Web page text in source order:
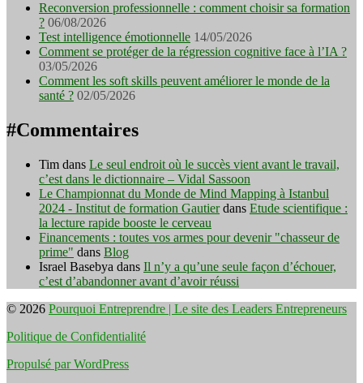
Reconversion professionnelle : comment choisir sa formation
? 06/08/2026
Test intelligence émotionnelle 14/05/2026
Comment se protéger de la régression cognitive face à l’IA ?
03/05/2026
Comment les soft skills peuvent améliorer le monde de la
santé ? 02/05/2026
#Commentaires
Tim dans Le seul endroit où le succès vient avant le travail,
c’est dans le dictionnaire – Vidal Sassoon
Le Championnat du Monde de Mind Mapping à Istanbul
2024 - Institut de formation Gautierdans Etude scientifique :
la lecture rapide booste le cerveau
Financements : toutes vos armes pour devenir "chasseur de
prime" dans Blog
Israel Basebya dans Il n’y a qu’une seule façon d’échouer,
c’est d’abandonner avant d’avoir réussi
© 2026 Pourquoi Entreprendre | Le site des Leaders Entrepreneurs
Politique de Confidentialité
Propulsé par WordPress